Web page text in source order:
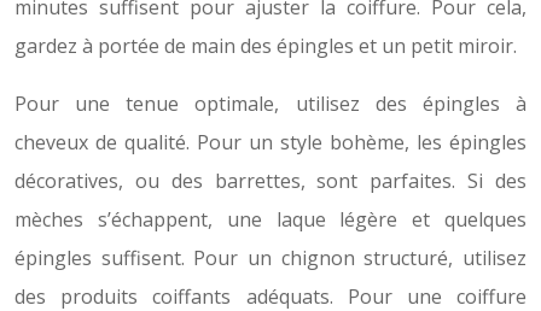
minutes suffisent pour ajuster la coiffure. Pour cela,
gardez à portée de main des épingles et un petit miroir.
Pour une tenue optimale, utilisez des épingles à
cheveux de qualité. Pour un style bohème, les épingles
décoratives, ou des barrettes, sont parfaites. Si des
mèches s’échappent, une laque légère et quelques
épingles suffisent. Pour un chignon structuré, utilisez
des produits coiffants adéquats. Pour une coiffure